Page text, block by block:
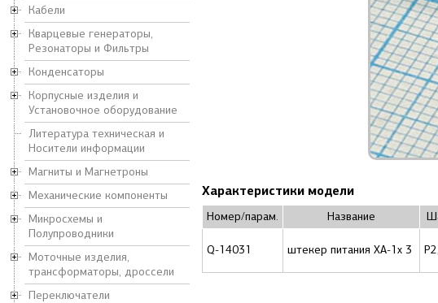
Кабели
Кварцевые генераторы,
Резонаторы и Фильтры
Конденсаторы
Корпусные изделия и
Установочное оборудование
Литература техническая и
Носители информации
Магниты и Магнетроны
Механические компоненты
Микросхемы и
Полупроводники
Моточные изделия,
трансформаторы, дроссели
Переключатели
Характеристики модели
Номер/парам. Название
Q-14031 штекер питания XA-1x 3